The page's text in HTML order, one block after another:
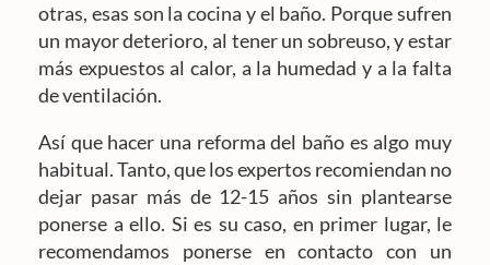
otras, esas son la cocina y el baño. Porque sufren
un mayor deterioro, al tener un sobreuso, y estar
más expuestos al calor, a la humedad y a la falta
de ventilación.
Así que hacer una reforma del baño es algo muy
habitual. Tanto, que los expertos recomiendan no
dejar pasar más de 12-15 años sin plantearse
ponerse a ello. Si es su caso, en primer lugar, le
recomendamos ponerse en contacto con un